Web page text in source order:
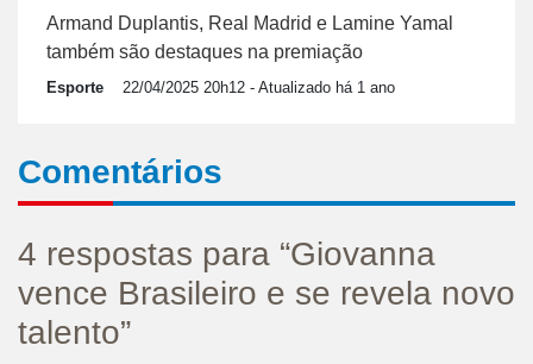
Armand Duplantis, Real Madrid e Lamine Yamal
também são destaques na premiação
Esporte 22/04/2025 20h12 - Atualizado há 1 ano
Comentários
4 respostas para “Giovanna
vence Brasileiro e se revela novo
talento”